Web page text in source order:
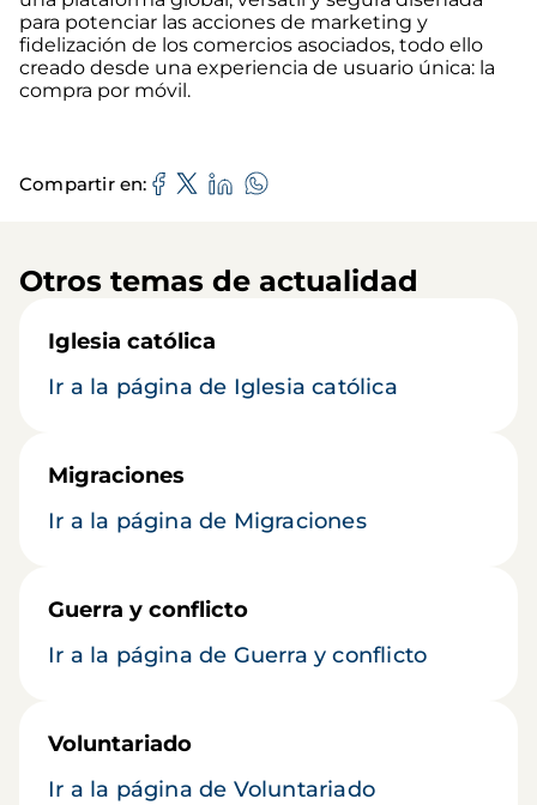
para potenciar las acciones de marketing y
fidelización de los comercios asociados, todo ello
creado desde una experiencia de usuario única: la
compra por móvil.
Compartir en
Otros temas de actualidad
Iglesia católica
Ir a la página de Iglesia católica
Migraciones
Ir a la página de Migraciones
Guerra y conflicto
Ir a la página de Guerra y conflicto
Voluntariado
Ir a la página de Voluntariado